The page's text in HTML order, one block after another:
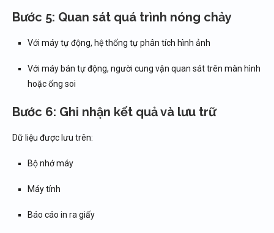
Bước 5: Quan sát quá trình nóng chảy
Với máy tự động, hệ thống tự phân tích hình ảnh
Với máy bán tự động, người cung vận quan sát trên màn hình
hoặc ống soi
Bước 6: Ghi nhận kết quả và lưu trữ
Dữ liệu được lưu trên:
Bộ nhớ máy
Máy tính
Báo cáo in ra giấy